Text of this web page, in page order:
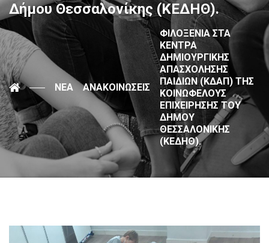
Δήμου Θεσσαλονίκης (ΚΕΔΗΘ).
ΝΈΑ ΑΝΑΚΟΙΝΏΣΕΙΣ
ΦΙΛΟΞΕΝΊΑ ΣΤΑ
ΚΈΝΤΡΑ
ΔΗΜΙΟΥΡΓΙΚΉΣ
ΑΠΑΣΧΌΛΗΣΗΣ
ΠΑΙΔΙΏΝ (ΚΔΑΠ) ΤΗΣ
ΚΟΙΝΩΦΕΛΟΎΣ
ΕΠΙΧΕΊΡΗΣΗΣ ΤΟΥ
ΔΉΜΟΥ
ΘΕΣΣΑΛΟΝΊΚΗΣ
(ΚΕΔΗΘ).